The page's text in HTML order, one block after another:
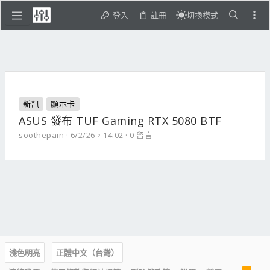
登入 註冊 切換模式
新訊 顯示卡
ASUS 發布 TUF Gaming RTX 5080 BTF
soothepain 6/2/26，14:02 0 留言
淺色明亮
正體中文（台灣）